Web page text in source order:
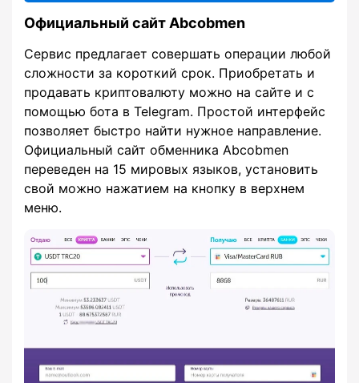
Официальный сайт Abcobmen
Сервис предлагает совершать операции любой
сложности за короткий срок. Приобретать и
продавать криптовалюту можно на сайте и с
помощью бота в Telegram. Простой интерфейс
позволяет быстро найти нужное направление.
Официальный сайт обменника Abcobmen
переведен на 15 мировых языков, установить
свой можно нажатием на кнопку в верхнем
меню.